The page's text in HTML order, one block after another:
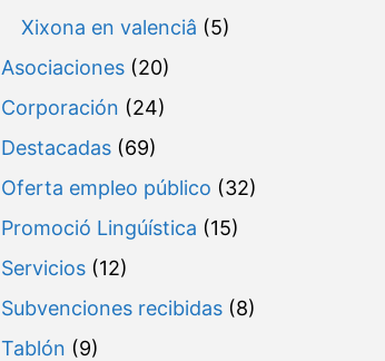
Xixona en valenciâ (5)
Asociaciones(20)
Corporación (24)
Destacadas(69)
Oferta empleo público (32)
Promoció Lingúística (15)
Servicios(12)
Subvenciones recibidas(8)
Tablón (9)